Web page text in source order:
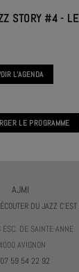
STORY #4 -
L'AGENDA
LE PROGRAMME
AJMI
DU JAZZ
ESC. DE SAINTE-ANNE
AVIGNON
59 54 22 92